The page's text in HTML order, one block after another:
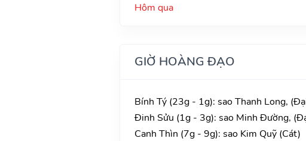
Hôm qua
GIỜ HOÀNG ĐẠO
Bính Tý (23g - 1g): sao Thanh Long,
Đinh Sửu (1g - 3g): sao Minh Đường,
Canh Thìn (7g - 9g): sao Kim Quỹ (Cát)